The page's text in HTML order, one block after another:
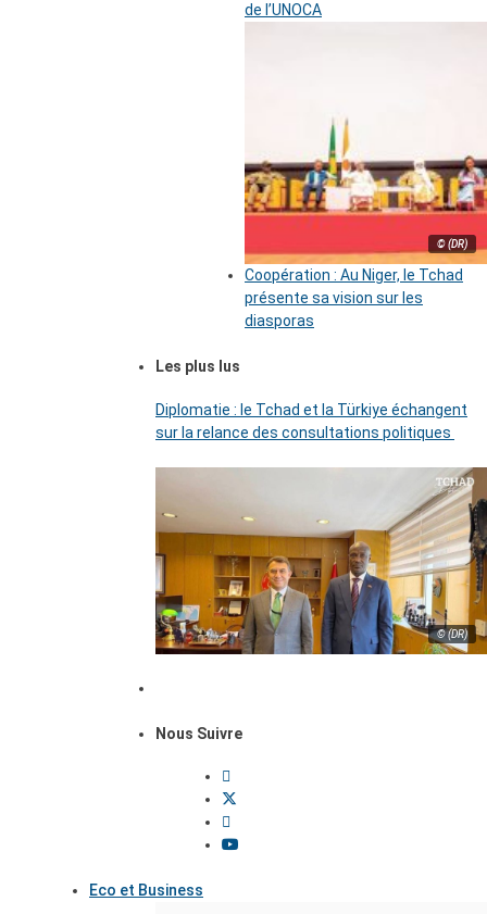
de l’UNOCA
© (DR)
Coopération : Au Niger, le Tchad
présente sa vision sur les
diasporas
Les plus lus
Diplomatie : le Tchad et la Türkiye échangent
sur la relance des consultations politiques
© (DR)
Nous Suivre
Eco et Business